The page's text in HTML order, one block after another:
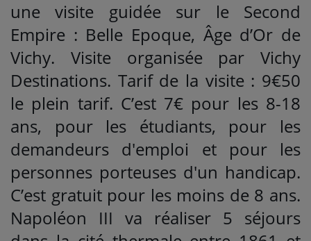
une visite guidée sur le Second
Empire : Belle Epoque, Âge d’Or de
Vichy. Visite organisée par Vichy
Destinations. Tarif de la visite : 9€50
le plein tarif. C’est 7€ pour les 8-18
ans, pour les étudiants, pour les
demandeurs d'emploi et pour les
personnes porteuses d'un handicap.
C’est gratuit pour les moins de 8 ans.
Napoléon III va réaliser 5 séjours